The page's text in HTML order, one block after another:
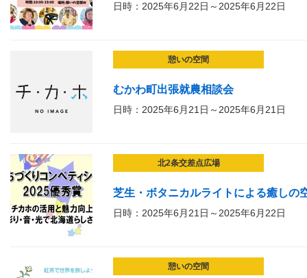
日時：2025年6月22日～2025年6月22日
憩いの空間
むかわ町出張就農相談会
日時：2025年6月21日～2025年6月21日
北2条交差点広場
芝生・ボタニカルライトによる癒しの
日時：2025年6月21日～2025年6月22日
憩いの空間